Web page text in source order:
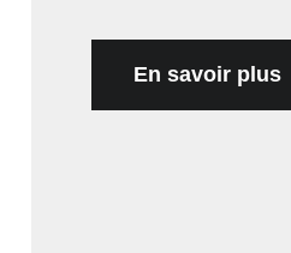
En savoir plus